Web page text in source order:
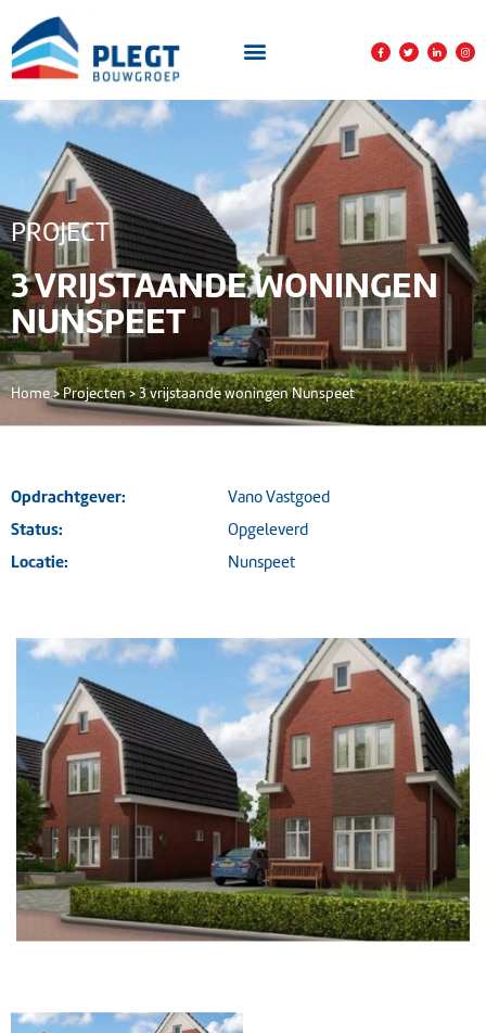
PROJECT
3 VRIJSTAANDE WONINGEN
NUNSPEET
Home>Projecten>3 vrijstaande woningen Nunspeet
Opdrachtgever:
Vano Vastgoed
Status:
Opgeleverd
Locatie:
Nunspeet